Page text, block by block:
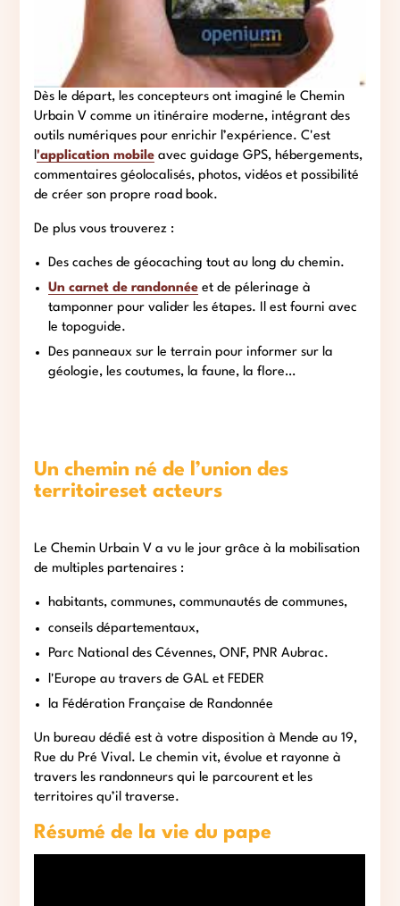
Dès le départ, les concepteurs ont imaginé le Chemin
Urbain V comme un itinéraire moderne, intégrant des
outils numériques pour enrichir l’expérience. C'est
l'application mobile avec guidage GPS, hébergements,
commentaires géolocalisés, photos, vidéos et possibilité
de créer son propre road book.
De plus vous trouverez :
Des caches de géocaching tout au long du chemin.
Un carnet de randonnée et de pélerinage à
tamponner pour valider les étapes. Il est fourni avec
le topoguide.
Des panneaux sur le terrain pour informer sur la
géologie, les coutumes, la faune, la flore…
Un chemin né de l’union des
territoireset acteurs
Le Chemin Urbain V a vu le jour grâce à la mobilisation
de multiples partenaires :
habitants, communes, communautés de communes,
conseils départementaux,
Parc National des Cévennes, ONF, PNR Aubrac.
l'Europe au travers de GAL et FEDER
la Fédération Française de Randonnée
Un bureau dédié est à votre disposition à Mende au 19,
Rue du Pré Vival. Le chemin vit, évolue et rayonne à
travers les randonneurs qui le parcourent et les
territoires qu’il traverse.
Résumé de la vie du pape